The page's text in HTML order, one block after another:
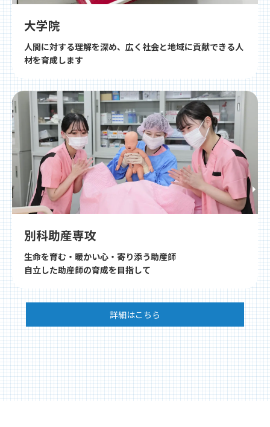
大学院
人間に対する理解を深め、広く社会と地域に貢献できる人
材を育成します
別科助産専攻
生命を育む・暖かい心・寄り添う助産師
自立した助産師の育成を目指して
詳細はこちら